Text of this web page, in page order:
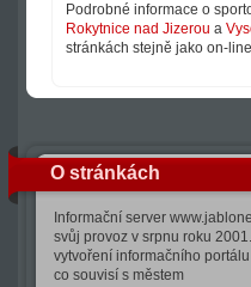
Podrobné informace o
Rokytnice nad Jizerou a
stránkách stejně jako on-line
O stránkách
Informační server
svůj provoz v srpnu roku
vytvoření informačního
co souvisí s městem